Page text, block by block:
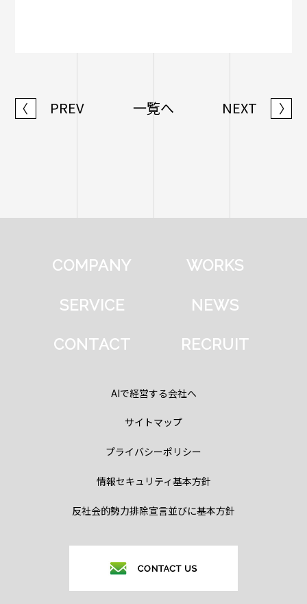
〈 PREV 一覧へ NEXT 〉
COMPANY WORKS
SERVICE NEWS
CONTACT RECRUIT
AIで経営する会社へ
サイトマップ
プライバシーポリシー
情報セキュリティ基本方針
反社会的勢力排除宣言並びに基本方針